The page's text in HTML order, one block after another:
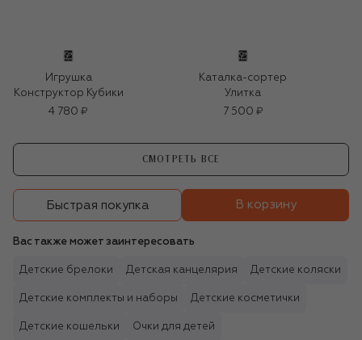
Игрушка
Конструктор Кубики
4 780 ₽
Каталка-сортер
Улитка
7 500 ₽
СМОТРЕТЬ ВСЕ
Быстрая покупка В корзину
Вас также может заинтересовать
Детские брелоки Детская канцелярия Детские коляски
Детские комплекты и наборы Детские косметички
Детские кошельки Очки для детей